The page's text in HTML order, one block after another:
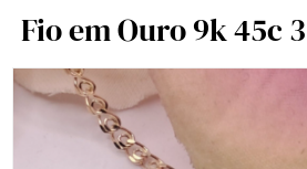
Fio em Ouro 9k 45c